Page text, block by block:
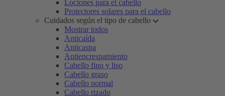
Lociones para el cabello
Protectores solares para el cabello
Cuidados según el tipo de cabello
Mostrar todos
Anticaída
Anticaspa
Antiencrespamiento
Cabello fino y liso
Cabello graso
Cabello normal
Cabello rizado